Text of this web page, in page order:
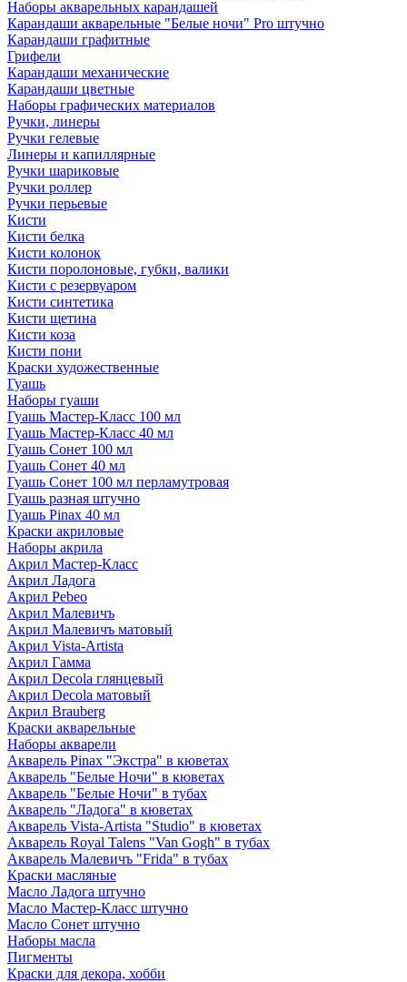
Наборы акварельных карандашей
Карандаши акварельные "Белые ночи" Pro штучно
Карандаши графитные
Грифели
Карандаши механические
Карандаши цветные
Наборы графических материалов
Ручки, линеры
Ручки гелевые
Линеры и капиллярные
Ручки шариковые
Ручки роллер
Ручки перьевые
Кисти
Кисти белка
Кисти колонок
Кисти поролоновые, губки, валики
Кисти с резервуаром
Кисти синтетика
Кисти щетина
Кисти коза
Кисти пони
Краски художественные
Гуашь
Наборы гуаши
Гуашь Мастер-Класс 100 мл
Гуашь Мастер-Класс 40 мл
Гуашь Сонет 100 мл
Гуашь Сонет 40 мл
Гуашь Сонет 100 мл перламутровая
Гуашь разная штучно
Гуашь Pinax 40 мл
Краски акриловые
Наборы акрила
Акрил Мастер-Класс
Акрил Ладога
Акрил Pebeo
Акрил Малевичъ
Акрил Малевичъ матовый
Акрил Vista-Artista
Акрил Гамма
Акрил Decola глянцевый
Акрил Decola матовый
Акрил Brauberg
Краски акварельные
Наборы акварели
Акварель Pinax "Экстра" в кюветах
Акварель "Белые Ночи" в кюветах
Акварель "Белые Ночи" в тубах
Акварель "Ладога" в кюветах
Акварель Vista-Artista "Studio" в кюветах
Акварель Royal Talens "Van Gogh" в тубах
Акварель Малевичъ "Frida" в тубах
Краски масляные
Масло Ладога штучно
Масло Мастер-Класс штучно
Масло Сонет штучно
Наборы масла
Пигменты
Краски для декора, хобби